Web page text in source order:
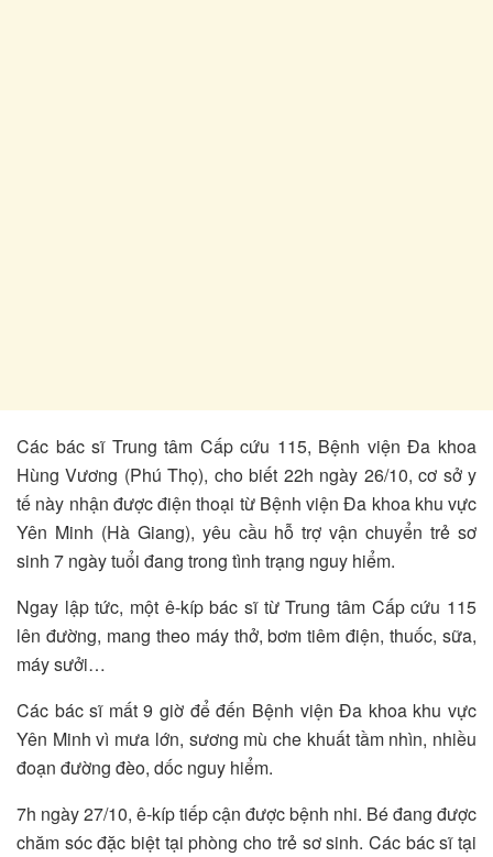
Các bác sĩ Trung tâm Cấp cứu 115, Bệnh viện Đa khoa
Hùng Vương (Phú Thọ), cho biết 22h ngày 26/10, cơ sở y
tế này nhận được điện thoại từ Bệnh viện Đa khoa khu vực
Yên Minh (Hà Giang), yêu cầu hỗ trợ vận chuyển trẻ sơ
sinh 7 ngày tuổi đang trong tình trạng nguy hiểm.
Ngay lập tức, một ê-kíp bác sĩ từ Trung tâm Cấp cứu 115
lên đường, mang theo máy thở, bơm tiêm điện, thuốc, sữa,
máy sưởi…
Các bác sĩ mất 9 giờ để đến Bệnh viện Đa khoa khu vực
Yên Minh vì mưa lớn, sương mù che khuất tầm nhìn, nhiều
đoạn đường đèo, dốc nguy hiểm.
7h ngày 27/10, ê-kíp tiếp cận được bệnh nhi. Bé đang được
chăm sóc đặc biệt tại phòng cho trẻ sơ sinh. Các bác sĩ tại